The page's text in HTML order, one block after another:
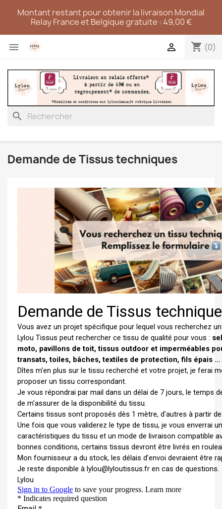
Montant restant pour obtenir la livraison Mondial
Relay France et Belgique gratuite : 49,00 €
 shopping_cart (0)

search
Demande de Tissus techniques